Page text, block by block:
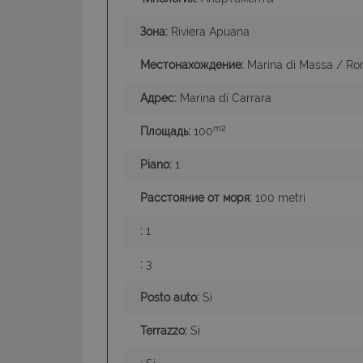
Зона: Riviera Apuana
Местонахождение: Marina di Massa /
Адрес: Marina di Carrara
Площадь: 100m2
Piano: 1
Расстояние от моря: 100 metri
: 1
: 3
Posto auto: Si
Terrazzo: Si